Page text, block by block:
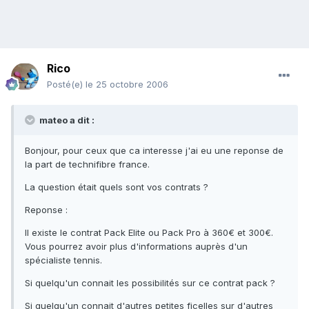
Rico
Posté(e) le 25 octobre 2006
mateo a dit :
Bonjour, pour ceux que ca interesse j'ai eu une reponse de
la part de technifibre france.
La question était quels sont vos contrats ?
Reponse :
Il existe le contrat Pack Elite ou Pack Pro à 360€ et 300€.
Vous pourrez avoir plus d'informations auprès d'un
spécialiste tennis.
Si quelqu'un connait les possibilités sur ce contrat pack ?
Si quelqu'un connait d'autres petites ficelles sur d'autres